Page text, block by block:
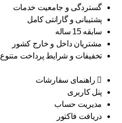
گستردگی و جامعیت خدمات
پشتیبانی و گارانتی کامل
سابقه 15 ساله
مشتریان داخل و خارج کشور
تخفیفات و شرایط پرداخت متنوع
راهنمای سفارشات
پنل کاربری
مدیریت حساب
دریافت فاکتور